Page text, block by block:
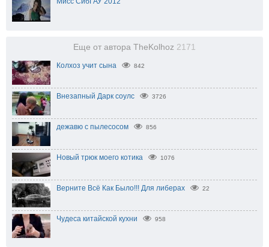
Еще от автора TheKolhoz 2171
Колхоз учит сына 842
Внезапный Дарк соулс 3726
дежавю с пылесосом 856
Новый трюк моего котика 1076
Верните Всё Как Было!!! Для либерах 22
Чудеса китайской кухни 958